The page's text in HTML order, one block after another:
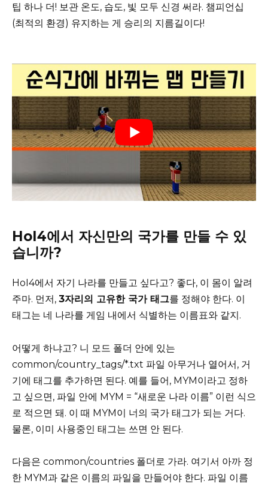
팁 하나 더! 보관 온도, 습도, 빛 모두 신경 써라. 챔피언십
(최적의 환경) 유지하는 게 승리의 지름길이다!
HoI4에서 자신만의 국가를 만들 수 있
습니까?
HoI4에서 자기 나라를 만들고 싶다고? 좋다, 이 몸이 알려
주마. 먼저, 3자리의 고유한 국가 태그를 정해야 한다. 이
태그는 네 나라를 게임 내에서 식별하는 이름표와 같지.
어떻게 하냐고? 니 모드 폴더 안에 있는
common/country_tags/*.txt 파일 아무거나 열어서, 거
기에 태그를 추가하면 된다. 예를 들어, MYM이라고 정하
고 싶으면, 파일 안에 MYM = “새로운 나라 이름” 이런 식으
로 적으면 돼. 이 때 MYM이 너의 국가 태그가 되는 거다.
물론, 이미 사용중인 태그는 쓰면 안 된다.
다음은 common/countries 폴더로 가라. 여기서 아까 정
한 MYM과 같은 이름의 파일을 만들어야 한다. 파일 이름